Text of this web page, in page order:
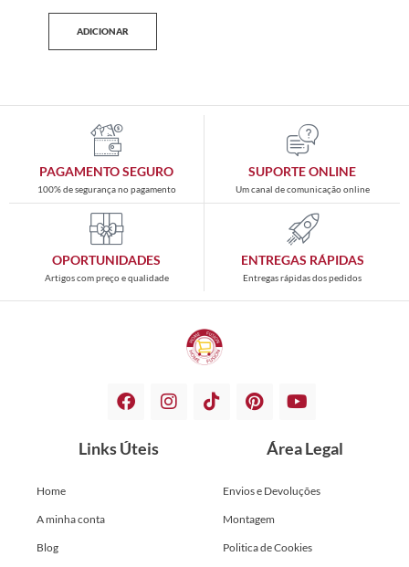
ADICIONAR
PAGAMENTO SEGURO
100% de segurança no pagamento
SUPORTE ONLINE
Um canal de comunicação online
OPORTUNIDADES
Artigos com preço e qualidade
ENTREGAS RÁPIDAS
Entregas rápidas dos pedidos
Links Úteis
Home
A minha conta
Blog
Área Legal
Envios e Devoluções
Montagem
Politica de Cookies